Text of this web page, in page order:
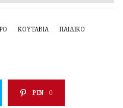
ΚΟΥΤΑΒΙΑ
ΠΑΙΔΙΚΌ
PIN 0